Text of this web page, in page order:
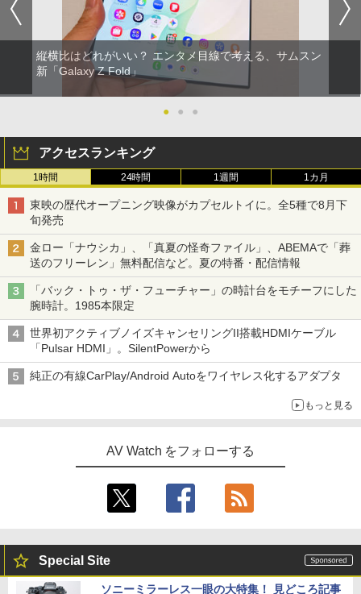
縦横比はどれがいい？ エンタメ目線で考える、サムスン
新「Galaxy Z Fold」
● ● ●
アクセスランキング
1時間 24時間 1週間 1カ月
東映の歴代オープニング映像がカプセルトイに。全5種で8月下
旬発売
金ロー「ナウシカ」、「真夏の怪奇ファイル」、ABEMAで「葬
送のフリーレン」無料配信など。夏の特番・配信情報
「バック・トゥ・ザ・フューチャー」の時計台をモチーフにした
腕時計。1985本限定
世界初アクティブノイズキャンセリングII搭載HDMIケーブル
「Pulsar HDMI」。SilentPowerから
純正の有線CarPlay/Android Autoをワイヤレス化するアダプタ
もっと見る
AV Watch をフォローする
Special Site
ソニーミラーレス一眼の大特集！ 見どころ記事